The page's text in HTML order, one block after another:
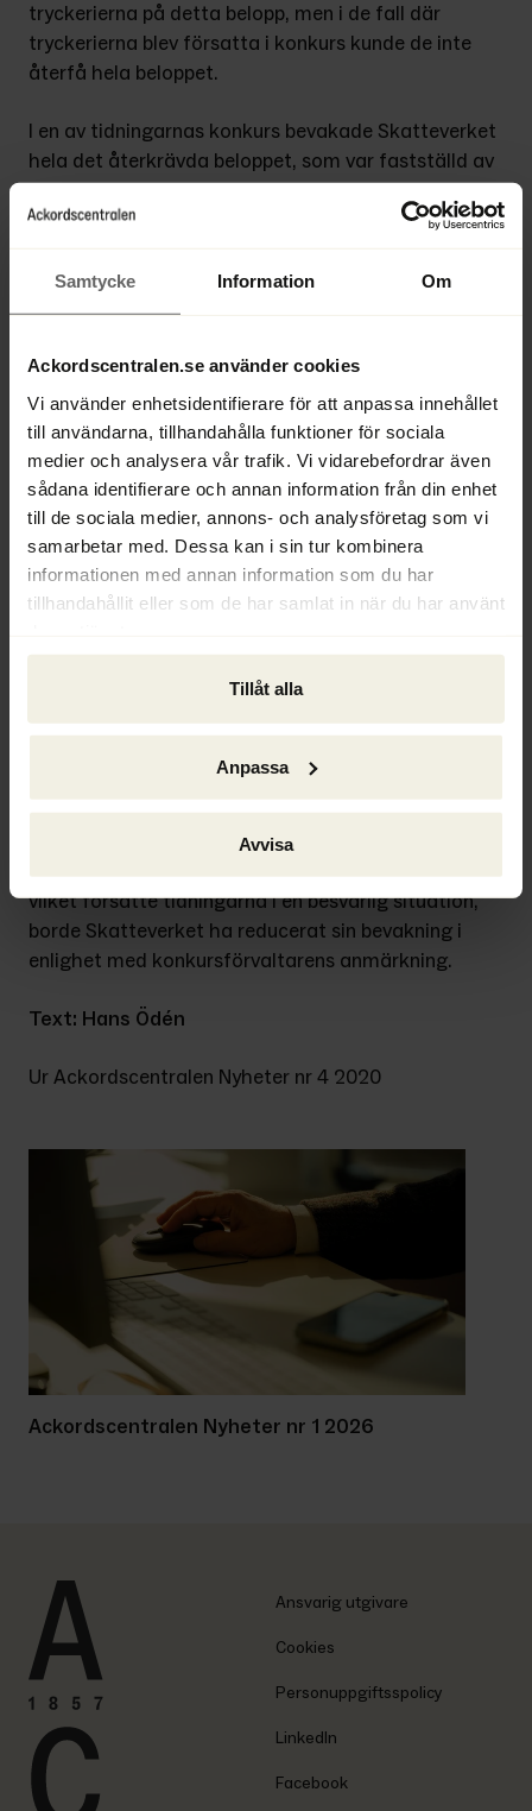
Samtycke Information Om
Ackordscentralen.se använder cookies
Vi använder enhetsidentifierare för att anpassa innehållet
till användarna, tillhandahålla funktioner för sociala
medier och analysera vår trafik. Vi vidarebefordrar även
sådana identifierare och annan information från din enhet
till de sociala medier, annons- och analysföretag som vi
samarbetar med. Dessa kan i sin tur kombinera
informationen med annan information som du har
tillhandahållit eller som de har samlat in när du har använt
Tillåt alla
Anpassa
Avvisa
tryckerierna på detta belopp, men i de fall där
tryckerierna blev försatta i konkurs kunde de inte
återfå hela beloppet.
I en av tidningarnas konkurs bevakade Skatteverket
hela det återkrävda beloppet, som var fastställd av
förvaltningsrätten och vunnit laga kraft.
Konkursförvaltaren anmärkte på bevakningen och
betydligt lägre belopp som motsvarade det som
tidningen hade återfått från tryckeriet.
Högsta domstolen beslutade den 28 oktober 2020 i
mål Ö 3860-19 att Skatteverket var berättigat till
att bevaka hela beloppet. Som skäl angav HD att en
dom från en förvaltningsdomstol inte kan prövas av
en allmän domstol och då heller inte i den så kallade
jävsprocessen i konkursen mellan
konkursförvaltaren och Skatteverket. Om det vid
jävsprocessens prövning finns ett anhängiggjort
omprövnings- eller resningsmål och ett sådant
fallet förelåg ingen sådan situation och
Skatteverket var därmed berättigat att bevaka hela
Min kommentar: Eftersom Skatteverket kunde ha
korrigerat den ändrade momssatsen utan att
verkställa några återbetalningar till tryckerierna,
vilket försatte tidningarna i en besvärlig situation,
borde Skatteverket ha reducerat sin bevakning i
enlighet med konkursförvaltarens anmärkning.
Text: Hans Ödén
Ur Ackordscentralen Nyheter nr 4 2020
Ackordscentralen Nyheter nr 1 2026
Ansvarig utgivare
Cookies
Personuppgiftsspolicy
LinkedIn
Facebook